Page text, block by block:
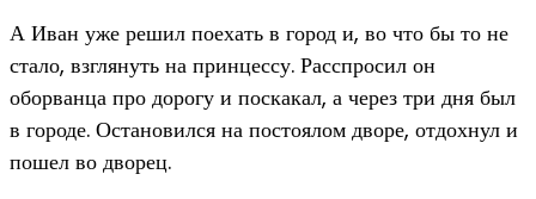
А Иван уже решил поехать в город и, во что бы то не
стало, взглянуть на принцессу. Расспросил он
оборванца про дорогу и поскакал, а через три дня был
в городе. Остановился на постоялом дворе, отдохнул и
пошел во дворец.